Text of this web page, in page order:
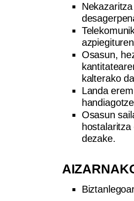
Osasun,
kalterako
Landa
Osasun
dezake.